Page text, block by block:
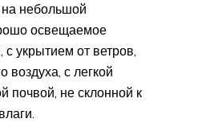
на небольшой
освещаемое
укрытием от ветров,
воздуха, с легкой
почвой, не склонной к